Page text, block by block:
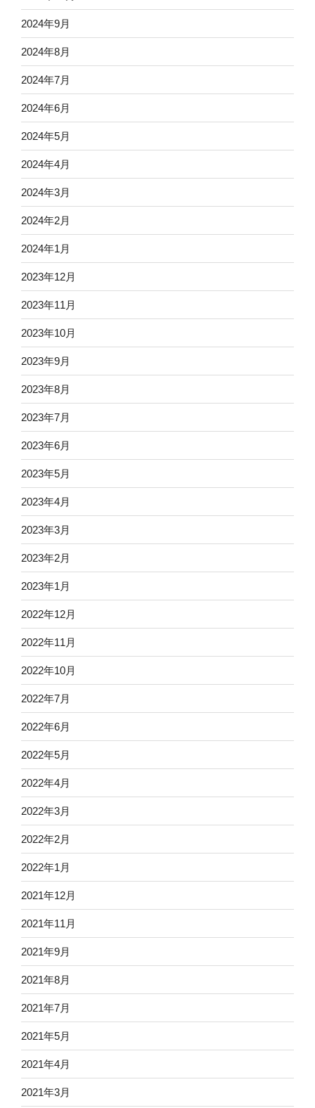
2024年9月
2024年8月
2024年7月
2024年6月
2024年5月
2024年4月
2024年3月
2024年2月
2024年1月
2023年12月
2023年11月
2023年10月
2023年9月
2023年8月
2023年7月
2023年6月
2023年5月
2023年4月
2023年3月
2023年2月
2023年1月
2022年12月
2022年11月
2022年10月
2022年7月
2022年6月
2022年5月
2022年4月
2022年3月
2022年2月
2022年1月
2021年12月
2021年11月
2021年9月
2021年8月
2021年7月
2021年5月
2021年4月
2021年3月